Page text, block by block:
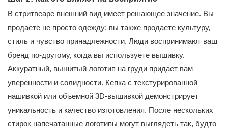
В стритвеаре внешний вид имеет решающее значение. Вы
продаете не просто одежду; вы также продаете культуру,
стиль и чувство принадлежности. Люди воспринимают ваш
бренд по-другому, когда вы используете вышивку.
Аккуратный, вышитый логотип на груди придает вам
уверенности и солидности. Кепка с текстурированной
нашивкой или объемной 3D-вышивкой демонстрирует
уникальность и качество изготовления. После нескольких
стирок напечатанные логотипы могут выглядеть так, будто